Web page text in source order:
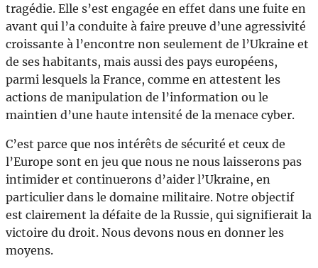
tragédie. Elle s’est engagée en effet dans une fuite en
avant qui l’a conduite à faire preuve d’une agressivité
croissante à l’encontre non seulement de l’Ukraine et
de ses habitants, mais aussi des pays européens,
parmi lesquels la France, comme en attestent les
actions de manipulation de l’information ou le
maintien d’une haute intensité de la menace cyber.
C’est parce que nos intérêts de sécurité et ceux de
l’Europe sont en jeu que nous ne nous laisserons pas
intimider et continuerons d’aider l’Ukraine, en
particulier dans le domaine militaire. Notre objectif
est clairement la défaite de la Russie, qui signifierait la
victoire du droit. Nous devons nous en donner les
moyens.